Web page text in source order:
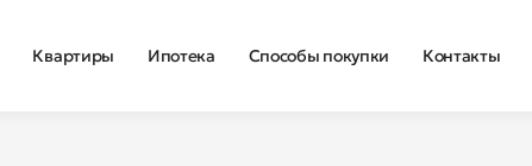
Квартиры Ипотека Способы покупки Контакты